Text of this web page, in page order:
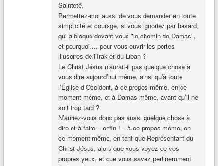
Sainteté,
Permettez-moi aussi de vous demander en toute
simplicité et courage, si vous ignoriez par hasard,
qui a bloqué devant vous ʺle chemin de Damasʺ,
et pourquoi…, pour vous ouvrir les portes
illusoires de l’Irak et du Liban ?
Le Christ Jésus n’aurait-il pas quelque chose à
vous dire aujourd’hui même, ainsi qu’à toute
l’Église d’Occident, à ce propos même, en ce
moment même, et à Damas même, avant qu’il ne
soit trop tard ?
N’auriez-vous donc pas aussi quelque chose à
dire et à faire – enfin ! – à ce propos même, en
ce moment même, en tant que Représentant du
Christ Jésus, alors que vous voyez de vos
propres yeux, et que vous savez pertinemment